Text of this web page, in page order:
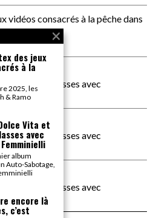
vidéos consacrés à la pêchedans
lutte des classes avec
tiededans
lutte des classes avec
dans
et lutte des classes avec
des jeux
à la
2025, les
& Ramo
Vita et
avec
album
Auto-Sabotage,
encore là
c’est